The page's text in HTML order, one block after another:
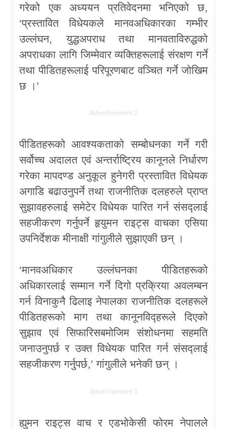
गरेको एक अध्ययन प्रतिवेदनमा भनिएको छ,
‘प्रस्तावित विधेयकले मानवअधिकारका गम्भीर
उल्लंघन, युद्धअपराध तथा मानवताविरुद्धको
अपराधका लागि जिम्मेवार व्यक्तिहरूलाई संरक्षण गर्ने
तथा पीडितहरूलाई परिपूरणबाट वञ्चित गर्ने जोखिम
छ ।’
Advertisement 2
पीडितहरूको आवश्यकताको सम्बोधनका गर्ने गरी
सर्वोच्च अदालत एवं अन्तर्राष्ट्रिय कानूनले निर्धारण
गरेका मापदण्ड अनुकूल हुनेगरी प्रस्तावित विधेयक
अगाडि बढाउनुपर्ने तथा राजनीतिक दलहरुले प्राप्त
सुझावहरुलाई समेटेर विधेयक पारित गर्न संसद्लाई
सहजीकरण गर्नुपर्ने हृयुमन राइट्स वाचका एसिया
उपनिर्देशक मीनाक्षी गांगुलीले सुझाएकी छन् ।
‘मानवअधिकार उल्लंघनका पीडितहरूको
अधिकारलाई सम्मान गर्ने दिगो प्रक्रिया अवलम्बन
गर्न विनाकुनै ढिलाइ नेपालका राजनीतिक दलहरूले
पीडितहरूको माग तथा कानूनविद्हरूले दिएको
सुझाव एवं सिफारिसबमोजिम संशोधनमा सहमति
जनाउनुपर्छ र उक्त विधेयक पारित गर्न संसद्लाई
सहजीकरण गर्नुपर्छ,’ गांगुलीले भनेकी छन् ।
Advertisement 3
ह्युमन राइट्स वाच र एडभोकेसी फोरम नेपालले